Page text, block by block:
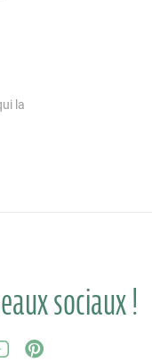
la
sociaux !